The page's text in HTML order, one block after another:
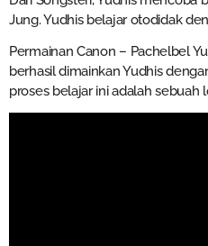
Jung. Yudhis belajar otodidak
Permainan Canon – Pachelbel
berhasil dimainkan Yudhis
proses belajar ini adalah